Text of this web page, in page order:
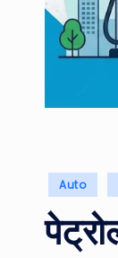
Posted
Auto